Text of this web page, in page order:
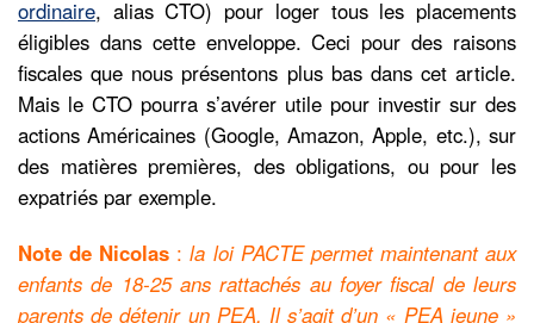
ordinaire, alias CTO) pour loger tous les placements
éligibles dans cette enveloppe. Ceci pour des raisons
fiscales que nous présentons plus bas dans cet article.
Mais le CTO pourra s’avérer utile pour investir sur des
actions Américaines (Google, Amazon, Apple, etc.), sur
des matières premières, des obligations, ou pour les
expatriés par exemple.
Note de Nicolas :la loi PACTE permet maintenant aux
enfants de 18-25 ans rattachés au foyer fiscal de leurs
parents de détenir un PEA. Il s’agit d’un « PEA jeune »